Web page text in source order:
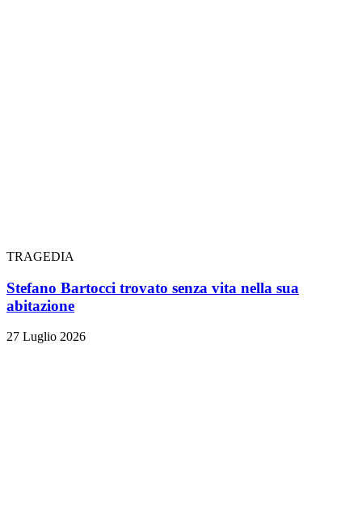
TRAGEDIA
Stefano Bartocci trovato senza vita nella sua
abitazione
27 Luglio 2026